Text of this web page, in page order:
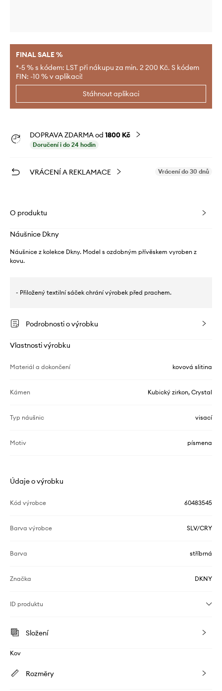
FINAL SALE %
*-5 % s kódem: LST při nákupu za min. 2 200 Kč. S kódem
FIN: -10 % v aplikaci!
Stáhnout aplikaci
DOPRAVA ZDARMA od 1800 Kč
Doručení i do 24 hodin
VRÁCENÍ A REKLAMACE Vrácení do 30 dnů
O produktu
Náušnice Dkny
Náušnice z kolekce Dkny. Model s ozdobným přívěskem vyroben z
kovu.
- Přiložený textilní sáček chrání výrobek před prachem.
Podrobnosti o výrobku
Vlastnosti výrobku
Materiál a dokončení kovová slitina
Kámen Kubický zirkon, Crystal
Typ náušnic visací
Motiv písmena
Údaje o výrobku
Kód výrobce 60483545
Barva výrobce SLV/CRY
Barva stříbrná
Značka DKNY
ID produktu
Složení
Kov
Rozměry